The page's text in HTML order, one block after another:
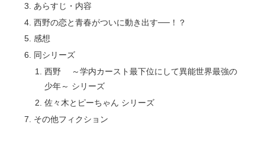
あらすじ・内容
西野の恋と青春がついに動き出す──！？
感想
同シリーズ
西野 ～学内カースト最下位にして異能世界最強の
少年～ シリーズ
佐々木とピーちゃん シリーズ
その他フィクション